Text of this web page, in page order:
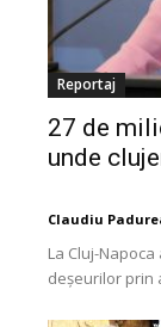
Reportaj
27 de
unde
Claudiu
La Cluj-
deșeurilor prin